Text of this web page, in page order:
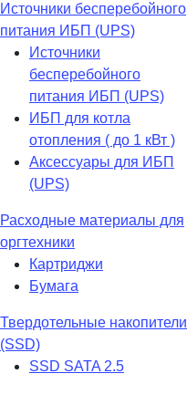
Источники бесперебойного
питания ИБП (UPS)
Источники
бесперебойного
питания ИБП (UPS)
ИБП для котла
отопления ( до 1 кВт )
Аксессуары для ИБП
(UPS)
Расходные материалы для
оргтехники
Картриджи
Бумага
Твердотельные накопители
(SSD)
SSD SATA 2.5